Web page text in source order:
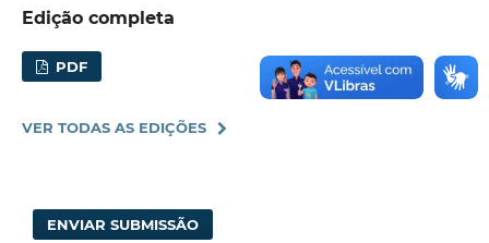
Edição completa
PDF
VER TODAS AS EDIÇÕES
ENVIAR SUBMISSÃO